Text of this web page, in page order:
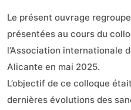
Le présent ouvrage
présentées au cours du
l’Association internationale
Alicante en mai 2025.
L’objectif de ce colloque
dernières évolutions des